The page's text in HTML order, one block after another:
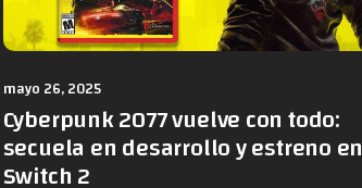
mayo 26, 2025
Cyberpunk 2077 vuelve con todo:
secuela en desarrollo y estreno en
Switch 2